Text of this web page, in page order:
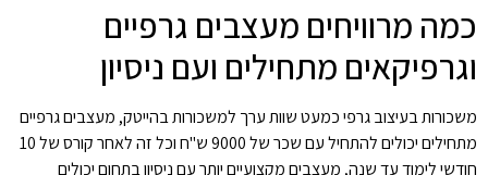
כמה מרוויחים מעצבים גרפיים
וגרפיקאים מתחילים ועם ניסיון
משכורות בעיצוב גרפי כמעט שוות ערך למשכורות בהייטק, מעצבים גרפיים
מתחילים יכולים להתחיל עם שכר של 9000 ש"ח וכל זה לאחר קורס של 10
חודשי לימוד עד שנה, מעצבים מקצועיים יותר עם ניסיון בתחום יכולים